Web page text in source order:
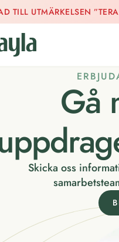
TILL UTMÄRKELSEN
Gå
Skicka oss